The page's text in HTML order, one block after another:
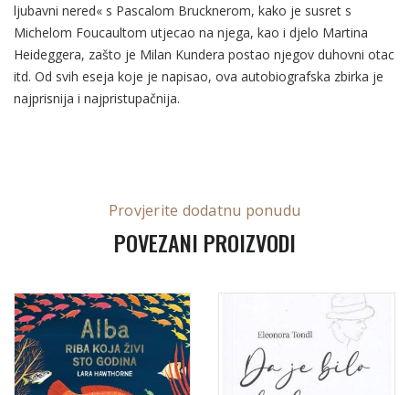
ljubavni nered« s Pascalom Brucknerom, kako je susret s
Michelom Foucaultom utjecao na njega, kao i djelo Martina
Heideggera, zašto je Milan Kundera postao njegov duhovni otac
itd. Od svih eseja koje je napisao, ova autobiografska zbirka je
najprisnija i najpristupačnija.
Provjerite dodatnu ponudu
POVEZANI PROIZVODI